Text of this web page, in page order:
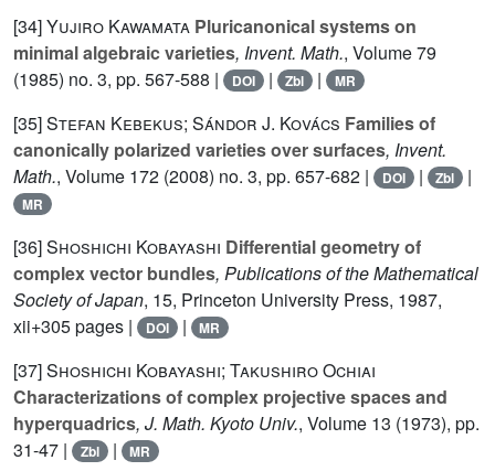
[34]Yujiro Kawamata Pluricanonical systems on
minimal algebraic varieties, Invent. Math., Volume 79
(1985) no. 3, pp. 567-588 |
DOI | Zbl | MR
[35]Stefan Kebekus; Sándor J. Kovács Families of
canonically polarized varieties over surfaces, Invent.
Math., Volume 172 (2008) no. 3, pp. 657-682 | DOI | Zbl |
MR
[36]Shoshichi Kobayashi Differential geometry of
complex vector bundles, Publications of the Mathematical
Society of Japan, 15, Princeton University Press, 1987,
xii+305 pages |
DOI | MR
[37]Shoshichi Kobayashi; Takushiro Ochiai
Characterizations of complex projective spaces and
hyperquadrics, J. Math. Kyoto Univ., Volume 13 (1973), pp.
31-47 |
Zbl | MR